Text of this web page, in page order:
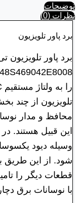
توضیحات
نظرات (0)
برد پاور تلویزیون
تلویزیون از چند
محافظ و مدار
این قبیل هستند.
وسیله دیود
شود. از این طریق
قطعات دیگر را
با نوسانات برق